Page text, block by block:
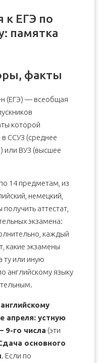
к ЕГЭ по
памятка
факты
(ЕГЭ) — всеобщая
которой
ССУЗ (среднее
или ВУЗ (высшее
14 предметам, из
немецкий,
аттестат,
экзамена:
каждый
какие экзамены
ту или иную
английскому языку
апреля: устную
9-го числа (эти
основного
. Если по